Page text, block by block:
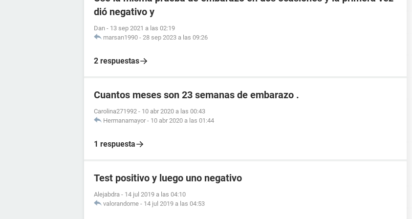
dió negativo y
Dan - 13 sep 2021 a las 02:19
marsan1990 - 28 sep 2023 a las 09:26
2 respuestas
Cuantos meses son 23 semanas de embarazo .
Carolina271992 - 10 abr 2020 a las 00:43
Hermanamayor - 10 abr 2020 a las 01:44
1 respuesta
Test positivo y luego uno negativo
Alejabdra - 14 jul 2019 a las 04:10
valorandome - 14 jul 2019 a las 04:53